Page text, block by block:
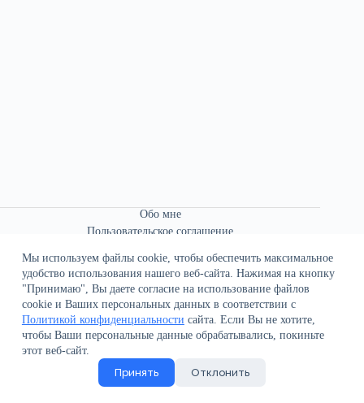
Мы используем файлы cookie, чтобы обеспечить максимальное
удобство использования нашего веб-сайта. Нажимая на кнопку
"Принимаю", Вы даете согласие на использование файлов
cookie и Ваших персональных данных в соответствии с
Политикой конфиденциальности сайта. Если Вы не хотите,
чтобы Ваши персональные данные обрабатывались, покиньте
этот веб-сайт.
Принять
Отклонить
Обо мне
Пользовательское соглашение
Политика конфиденциальности
Поддержка сайта